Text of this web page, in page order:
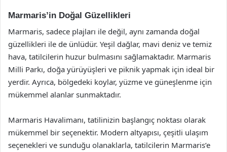
Marmaris’in Doğal Güzellikleri
Marmaris, sadece plajları ile değil, aynı zamanda doğal
güzellikleri ile de ünlüdür. Yeşil dağlar, mavi deniz ve temiz
hava, tatilcilerin huzur bulmasını sağlamaktadır. Marmaris
Milli Parkı, doğa yürüyüşleri ve piknik yapmak için ideal bir
yerdir. Ayrıca, bölgedeki koylar, yüzme ve güneşlenme için
mükemmel alanlar sunmaktadır.
Marmaris Havalimanı, tatilinizin başlangıç noktası olarak
mükemmel bir seçenektir. Modern altyapısı, çeşitli ulaşım
seçenekleri ve sunduğu olanaklarla, tatilcilerin Marmaris’e